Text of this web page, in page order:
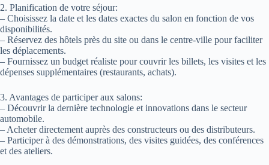
2. Planification de votre séjour:
– Choisissez la date et les dates exactes du salon en fonction de vos
disponibilités.
– Réservez des hôtels près du site ou dans le centre-ville pour faciliter
les déplacements.
– Fournissez un budget réaliste pour couvrir les billets, les visites et les
dépenses supplémentaires (restaurants, achats).
3. Avantages de participer aux salons:
– Découvrir la dernière technologie et innovations dans le secteur
automobile.
– Acheter directement auprès des constructeurs ou des distributeurs.
– Participer à des démonstrations, des visites guidées, des conférences
et des ateliers.